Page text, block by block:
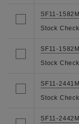
SF11-
Stock Check
SF11-
Stock Check
SF11-
Stock Check
SF11-